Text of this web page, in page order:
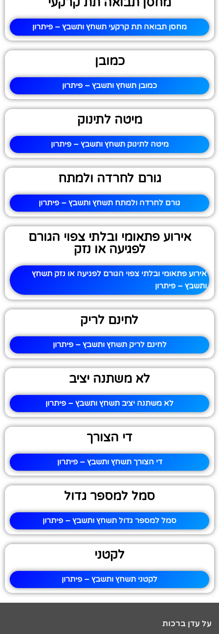
מחסן תבואה תת קרקעי תשחץ ותשבץ – פיתרון
כמובן
כמובן תשחץ ותשבץ – פיתרון
מיטה לתינוק
מיטה לתינוק תשחץ ותשבץ – פיתרון
גורם לחרדה ולמתח
גורם לחרדה ולמתח תשחץ ותשבץ – פיתרון
אירוע פתאומי ובלתי צפוי הגורם
לפגיעה או נזק
אירוע פתאומי ובלתי צפוי הגורם לפגיעה או נזק תשחץ
ותשבץ – פיתרון
לחינם לריק
לחינם לריק תשחץ ותשבץ – פיתרון
לא משתנה יציב
לא משתנה יציב תשחץ ותשבץ – פיתרון
די הצורך
די הצורך תשחץ ותשבץ – פיתרון
סמל למספר גדול
סמל למספר גדול תשחץ ותשבץ – פיתרון
לקטני
לקטני תשחץ ותשבץ – פיתרון
על עדן ברכות